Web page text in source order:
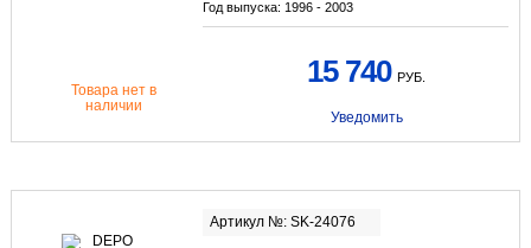
Год выпуска: 1996 - 2003
Товара нет в
наличии
15 740 РУБ.
Уведомить
Артикул №: SK-24076